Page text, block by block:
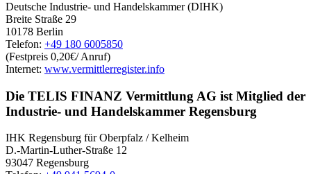
Deutsche Industrie- und Handelskammer (DIHK)
Breite Straße 29
10178 Berlin
Telefon: +49 180 6005850
(Festpreis 0,20€/ Anruf)
Internet: www.vermittlerregister.info
Die TELIS FINANZ Vermittlung AG ist Mitglied der
Industrie- und Handelskammer Regensburg
IHK Regensburg für Oberpfalz / Kelheim
D.-Martin-Luther-Straße 12
93047 Regensburg